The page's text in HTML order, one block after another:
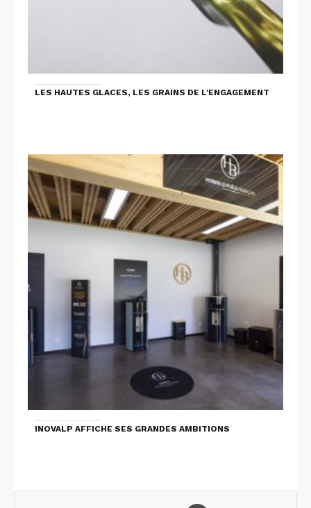
LES HAUTES GLACES, LES GRAINS DE L'ENGAGEMENT
INOVALP AFFICHE SES GRANDES AMBITIONS